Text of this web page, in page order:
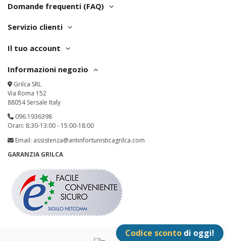
Domande frequenti (FAQ)
Servizio clienti
Il tuo account
Informazioni negozio
Grilca SRL
Via Roma 152
88054 Sersale Italy
096.1936398
Orari: 8:30-13:00 - 15:00-18:00
Email: assistenza@antinfortunisticagrilca.com
GARANZIA GRILCA
Codice sconto di oggi!